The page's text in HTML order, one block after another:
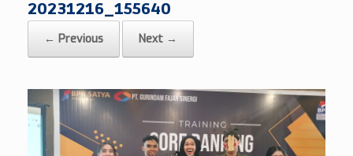
20231216_155640
← Previous Next →